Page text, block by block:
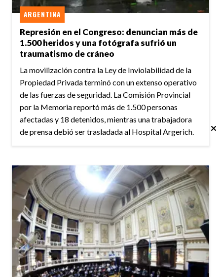
Represión en el Congreso: denuncian más de
1.500 heridos y una fotógrafa sufrió un
traumatismo de cráneo
ARGENTINA
La movilización contra la Ley de Inviolabilidad de la
Propiedad Privada terminó con un extenso operativo
de las fuerzas de seguridad. La Comisión Provincial
por la Memoria reportó más de 1.500 personas
afectadas y 18 detenidos, mientras una trabajadora
de prensa debió ser trasladada al Hospital Argerich.